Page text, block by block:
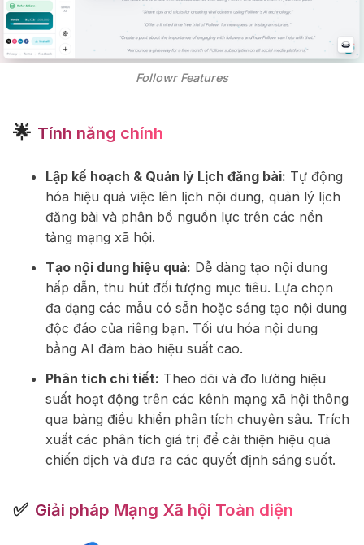
Followr Features
🌟 Tính năng chính
Lập kế hoạch & Quản lý Lịch đăng bài: Tự động
hóa hiệu quả việc lên lịch nội dung, quản lý lịch
đăng bài và phân bổ nguồn lực trên các nền
tảng mạng xã hội.
Tạo nội dung hiệu quả: Dễ dàng tạo nội dung
hấp dẫn, thu hút đối tượng mục tiêu. Lựa chọn
đa dạng các mẫu có sẵn hoặc sáng tạo nội dung
độc đáo của riêng bạn. Tối ưu hóa nội dung
bằng AI đảm bảo hiệu suất cao.
Phân tích chi tiết: Theo dõi và đo lường hiệu
suất hoạt động trên các kênh mạng xã hội thông
qua bảng điều khiển phân tích chuyên sâu. Trích
xuất các phân tích giá trị để cải thiện hiệu quả
chiến dịch và đưa ra các quyết định sáng suốt.
✅ Giải pháp Mạng Xã hội Toàn diện